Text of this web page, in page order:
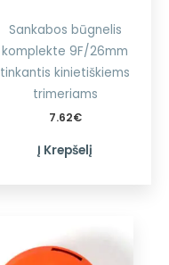
Sankabos būgnelis
komplekte 9F/26mm
tinkantis kinietiškiems
trimeriams
7.62€
Į Krepšelį